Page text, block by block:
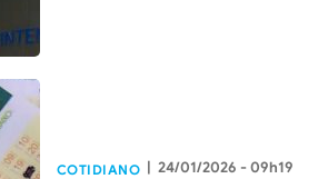
COTIDIANO | 24/01/2026 - 09h19